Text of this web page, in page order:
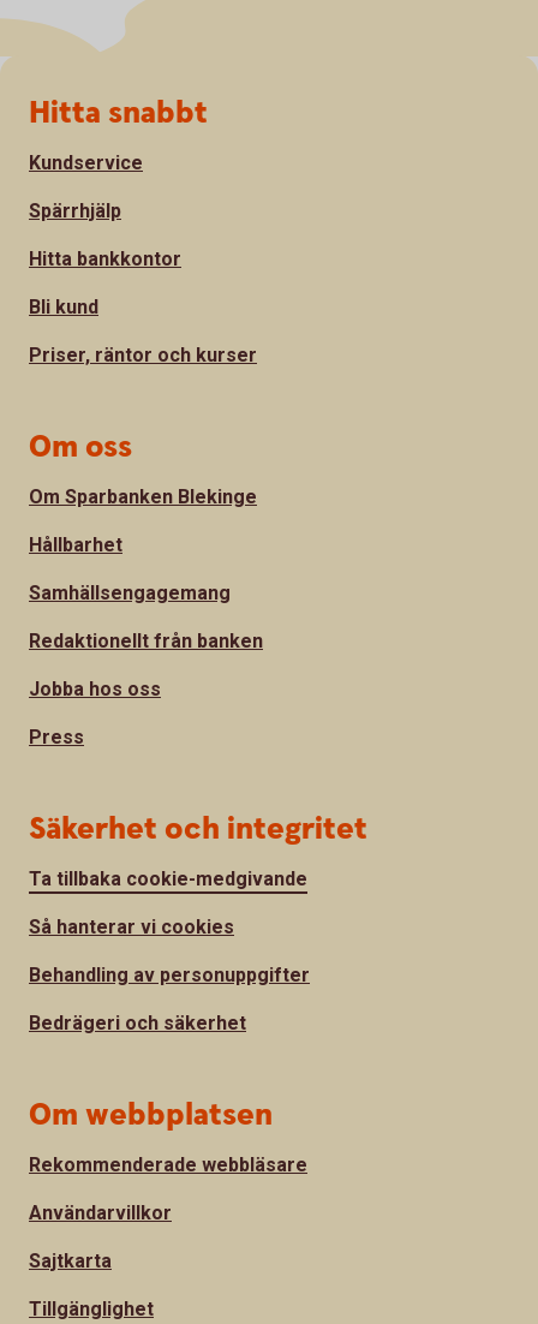
Sidfot
Hitta snabbt
Kundservice
Spärrhjälp
Hitta bankkontor
Bli kund
Priser, räntor och kurser
Om oss
Om Sparbanken Blekinge
Hållbarhet
Samhällsengagemang
Redaktionellt från banken
Jobba hos oss
Press
Säkerhet och integritet
Ta tillbaka cookie-medgivande
Så hanterar vi cookies
Behandling av personuppgifter
Bedrägeri och säkerhet
Om webbplatsen
Rekommenderade webbläsare
Användarvillkor
Sajtkarta
Tillgänglighet